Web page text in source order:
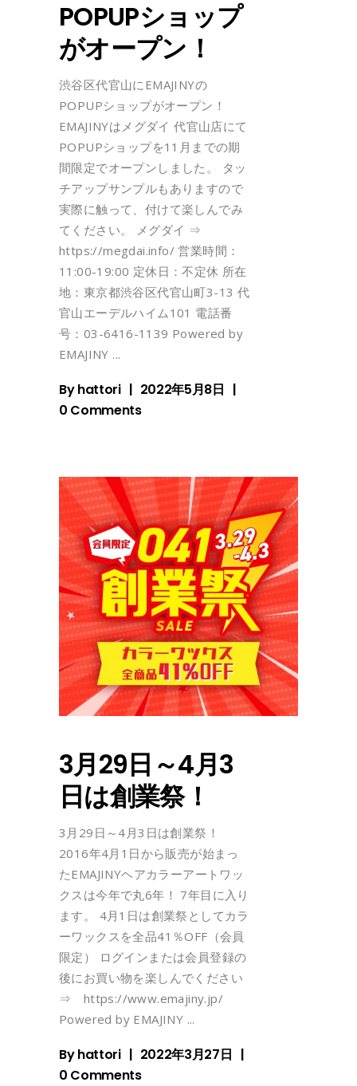
POPUPショップ
がオープン！
渋谷区代官山にEMAJINYの
POPUPショップがオープン！
EMAJINYはメグダイ 代官山店にて
POPUPショップを11月までの期
間限定でオープンしました。 タッ
チアップサンプルもありますので
実際に触って、付けて楽しんでみ
てください。 メグダイ ⇒
https://megdai.info/ 営業時間：
11:00-19:00 定休日：不定休 所在
地：東京都渋谷区代官山町3-13 代
官山エーデルハイム101 電話番
号：03-6416-1139 Powered by
EMAJINY
Byhattori
2022年5月8日
0 Comments
3月29日～4月3
日は創業祭！
3月29日～4月3日は創業祭！
2016年4月1日から販売が始まっ
たEMAJINYヘアカラーアートワッ
クスは今年で丸6年！ 7年目に入り
ます。 4月1日は創業祭としてカラ
ーワックスを全品41％OFF（会員
限定） ログインまたは会員登録の
後にお買い物を楽しんでください
⇒ https://www.emajiny.jp/
Powered by EMAJINY
Byhattori
2022年3月27日
0 Comments